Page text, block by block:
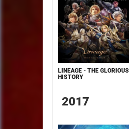
LINEAGE - THE GLORIOUS
HISTORY
2017